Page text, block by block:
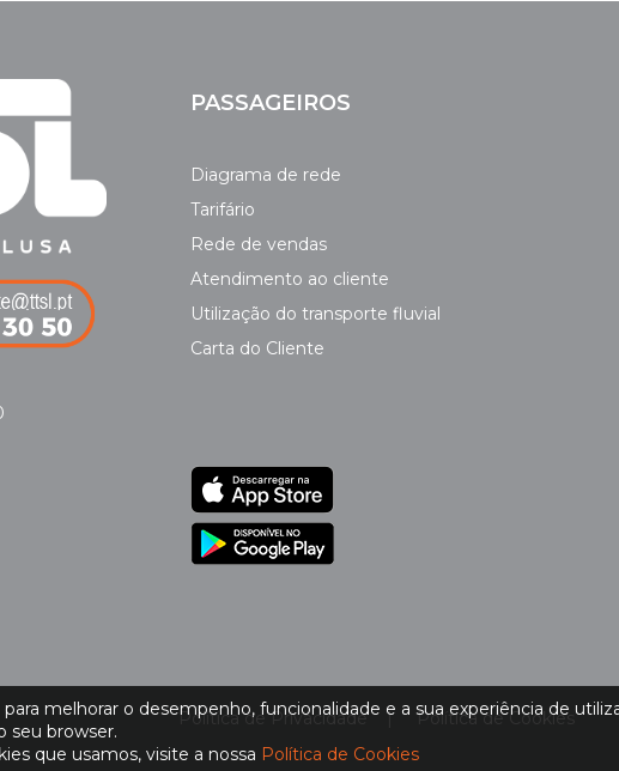
PASSAGEIROS
Diagrama de rede
Tarifário
Rede de vendas
Atendimento ao cliente
Utilização do transporte fluvial
Carta do Cliente
Política de Privacidade| Política de Cookies
melhorar o desempenho, funcionalidade e a sua experiência de
seu browser.
que usamos, visite a nossa Política de Cookies